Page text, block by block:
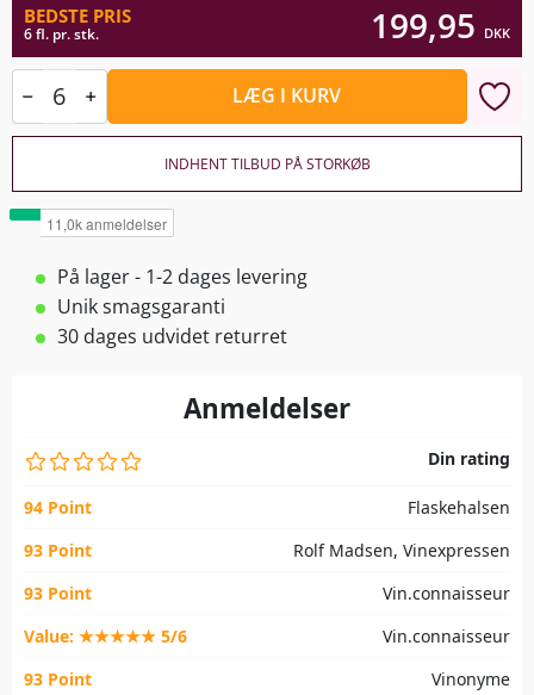
BEDSTE PRIS
6 fl. pr. stk. 199,95 DKK
LÆG I KURV
INDHENT TILBUD PÅ STORKØB
På lager - 1-2 dages levering
Unik smagsgaranti
30 dages udvidet returret
Anmeldelser
Din rating
94 Point
Flaskehalsen
93 Point
Rolf Madsen, Vinexpressen
93 Point
Vin.connaisseur
Value: ★★★★★ 5/6
Vin.connaisseur
93 Point
Vinonyme